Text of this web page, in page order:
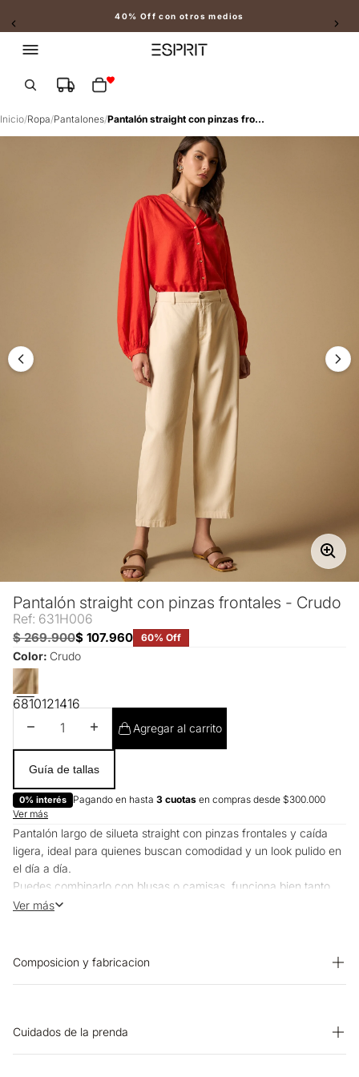
40% Off con otros medios
Slide 2 of 2
Inicio/Ropa/Pantalones/ Pantalón straight con pinzas frontales - Crudo
Pantalón straight con pinzas frontales - Crudo
Ref: 631H006
$ 269.900$ 107.960 60% Off
Color: Crudo
6810121416
Disminuir cantidadAumentar cantidad
Agregar al carrito
Guía de tallas
0% interés Pagando en hasta 3 cuotas en compras desde $300.000
Ver más
Pantalón largo de silueta straight con pinzas frontales y caída
ligera, ideal para quienes buscan comodidad y un look pulido en
el día a día.
Puedes combinarlo con blusas o camisas, funciona bien tanto
para la oficina como para planes casuales.
Ver más
Composicion y fabricacion
Cuidados de la prenda